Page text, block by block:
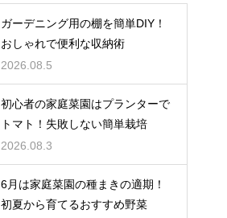
ガーデニング用の棚を簡単DIY！
おしゃれで便利な収納術
2026.08.5
初心者の家庭菜園はプランターで
トマト！失敗しない簡単栽培
2026.08.3
6月は家庭菜園の種まきの適期！
初夏から育てるおすすめ野菜